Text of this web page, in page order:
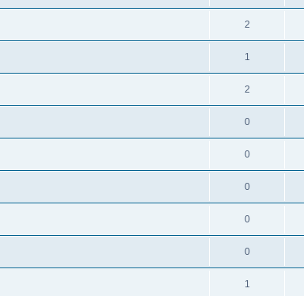
2
1
2
0
0
0
0
0
1